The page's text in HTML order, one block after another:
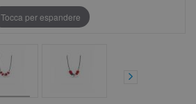
Tocca per espandere